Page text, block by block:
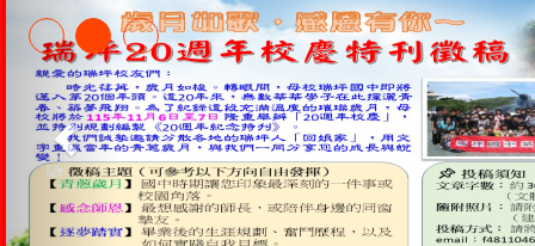
淨零綠生活教案入校路